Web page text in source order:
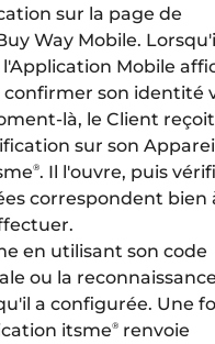
sur la page de
Way Mobile.
l'Application Mobile
son identité
là, le Client reçoit
sur son
®. Il l'ouvre, puis
correspondent bien
en utilisant son code
ou la
a configurée. Une
itsme® renvoie